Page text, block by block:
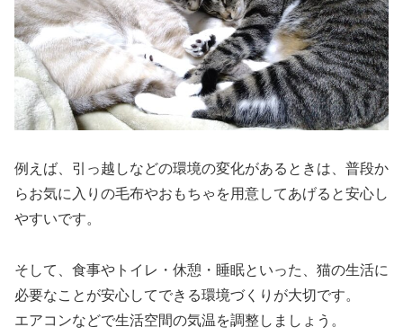
例えば、引っ越しなどの環境の変化があるときは、普段か
らお気に入りの毛布やおもちゃを用意してあげると安心し
やすいです。
そして、食事やトイレ・休憩・睡眠といった、猫の生活に
必要なことが安心してできる環境づくりが大切です。
エアコンなどで生活空間の気温を調整しましょう。